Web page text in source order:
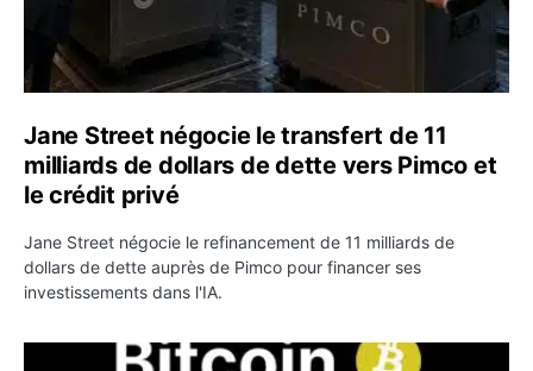
Jane Street négocie le transfert de 11
milliards de dollars de dette vers Pimco et
le crédit privé
Jane Street négocie le refinancement de 11 milliards de
dollars de dette auprès de Pimco pour financer ses
investissements dans l'IA.
Bitcoin stagne à 64 000 dollars pendant que les